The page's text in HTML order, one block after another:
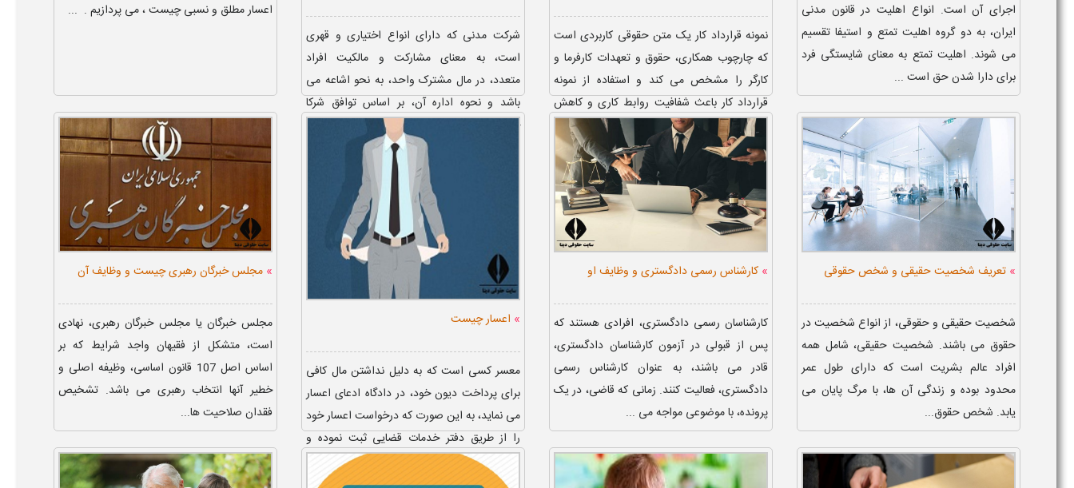
اجرای آن است. انواع اهلیت در قانون مدنی
ایران، به دو گروه اهلیت تمتع و استیفا تقسیم
می شوند. اهلیت تمتع به معنای شایستگی فرد
برای دارا شدن حق است ...
نمونه قرارداد کار یک متن حقوقی کاربردی است
که چارچوب همکاری، حقوق و تعهدات کارفرما و
کارگر را مشخص می کند و استفاده از نمونه
قرارداد کار باعث شفافیت روابط کاری و کاهش
اختلافات می شود؛ دسترسی...
شرکت مدنی که دارای انواع اختیاری و قهری
است، به معنای مشارکت و مالکیت افراد
متعدد، در مال مشترک واحد، به نحو اشاعه می
باشد و نحوه اداره آن، بر اساس توافق شرکا
اعسار مطلق و نسبی چیست ، می پردازیم . ...
» تعریف شخصیت حقیقی و شخص حقوقی
شخصیت حقیقی و حقوقی، از انواع شخصیت در
حقوق می باشند. شخصیت حقیقی، شامل همه
افراد عالم بشریت است که دارای طول عمر
محدود بوده و زندگی آن ها، با مرگ پایان می
یابد. شخص حقوق...
» کارشناس رسمی دادگستری و وظایف او
کارشناسان رسمی دادگستری، افرادی هستند که
پس از قبولی در آزمون کارشناسان دادگستری،
قادر می باشند، به عنوان کارشناس رسمی
دادگستری، فعالیت کنند. زمانی که قاضی، در یک
پرونده، با موضوعی مواجه می ...
» اعسار چیست
معسر کسی است که به دلیل نداشتن مال کافی
برای پرداخت دیون خود، در دادگاه ادعای اعسار
می نماید، به این صورت که درخواست اعسار خود
را از طریق دفتر خدمات قضایی ثبت نموده و
دادگاه درخواس...
» مجلس خبرگان رهبری چیست و وظایف آن
مجلس خبرگان یا مجلس خبرگان رهبری، نهادی
است، متشکل از فقیهان واجد شرایط که بر
اساس اصل 107 قانون اساسی، وظیفه اصلی و
خطیر آنها انتخاب رهبری می باشد. تشخیص
فقدان صلاحیت ها...